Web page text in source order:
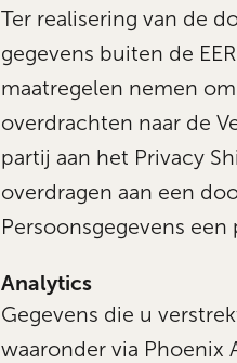
Ter realisering van de
gegevens buiten de
maatregelen nemen
overdrachten naar de
partij aan het Privacy
overdragen aan een
Persoonsgegevens
Analytics
Gegevens die u
waaronder via Phoenix